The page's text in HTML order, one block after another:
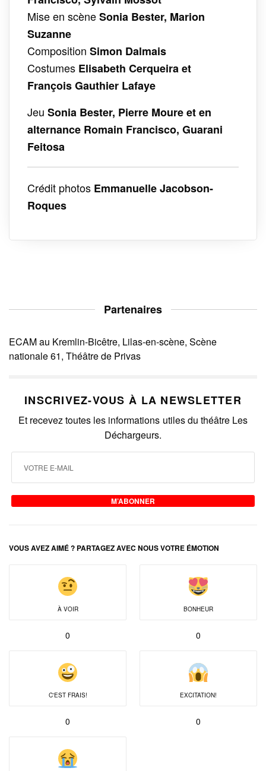
Mise en scèneSonia Bester, Marion
Suzanne
CompositionSimon Dalmais
Costumes Elisabeth Cerqueira et
François Gauthier Lafaye
JeuSonia Bester, Pierre Moure et en
alternance Romain Francisco, Guarani
Feitosa
Crédit photos Emmanuelle Jacobson-
Roques
Partenaires
ECAM au Kremlin-Bicêtre, Lilas-en-scène, Scène
nationale 61, Théâtre de Privas
INSCRIVEZ-VOUS À LA NEWSLETTER
Et recevez toutes les informations utiles du théâtre Les
Déchargeurs.
M’ABONNER
VOUS AVEZ AIMÉ ? PARTAGEZ AVEC NOUS VOTRE ÉMOTION
À VOIR
0
BONHEUR
0
C'EST FRAIS!
0
EXCITATION!
0